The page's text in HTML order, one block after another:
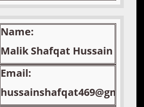
Name:
Malik Shafqat Hussain Awan
Email: